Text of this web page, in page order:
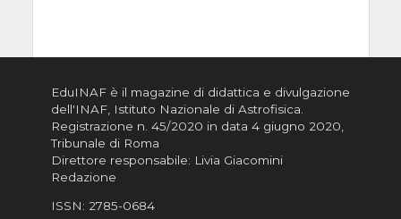
EduINAF è il magazine di didattica e divulgazione
dell'INAF, Istituto Nazionale di Astrofisica
Registrazione n. 45/2020 in data 4 giugno 2020,
Tribunale di Roma
Direttore responsabile: Livia Giacomini
Redazione
ISSN: 2785-0684